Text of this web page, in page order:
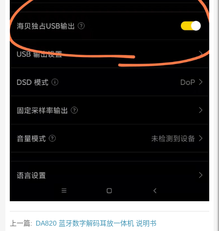
上一篇: DA820 蓝牙数字解码耳放一体机 说明书